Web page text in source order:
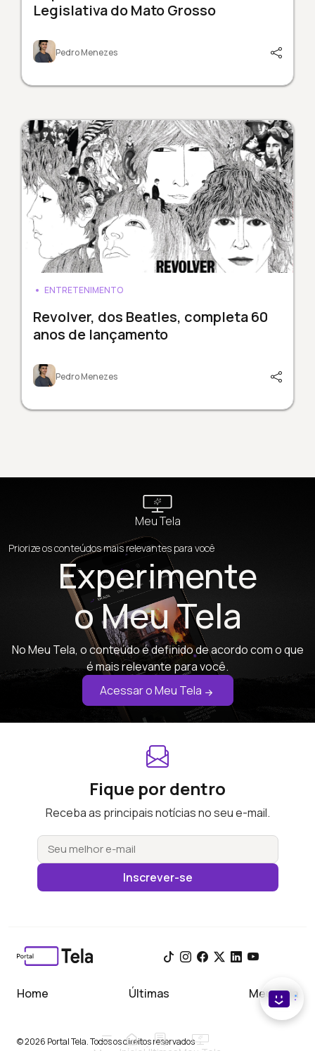
Legislativa do Mato Grosso
Pedro Menezes
ENTRETENIMENTO
Revolver, dos Beatles, completa 60
anos de lançamento
Pedro Menezes
Meu Tela
Priorize os conteúdos mais relevantes para você
Experimente
o Meu Tela
No Meu Tela, o conteúdo é definido de acordo com o que
é mais relevante para você.
Acessar o Meu Tela
Fique por dentro
Receba as principais notícias no seu e-mail.
Inscrever-se
Home Últimas Meu Tela
© 2026 Portal Tela. Todos os direitos reservados